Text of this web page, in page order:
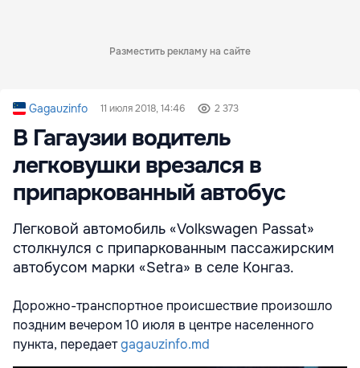
Разместить рекламу на сайте
Gagauzinfo 11 июля 2018, 14:46 2 373
В Гагаузии водитель
легковушки врезался в
припаркованный автобус
Легковой автомобиль «Volkswagen Passat»
столкнулся с припаркованным пассажирским
автобусом марки «Setra» в селе Конгаз.
Дорожно-транспортное происшествие произошло
поздним вечером 10 июля в центре населенного
пункта, передаетgagauzinfo.md